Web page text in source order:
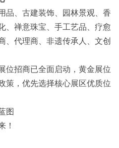
品、古建装饰、园林景观、香
、禅意珠宝、手工艺品、疗愈
、代理商、非遗传承人、文创
位招商已全面启动，黄金展位
策，优先选择核心展区优质位
图
！